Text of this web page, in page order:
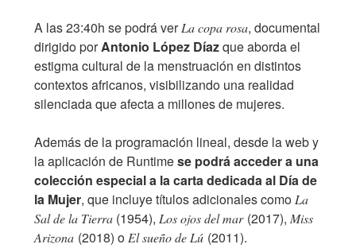
A las 23:40h se podrá ver La copa rosa, documental
dirigido porAntonio López Díazque aborda el
estigma cultural de la menstruación en distintos
contextos africanos, visibilizando una realidad
silenciada que afecta a millones de mujeres.
Además de la programación lineal, desde la web y
la aplicación de Runtimese podrá acceder a una
colección especial a la carta dedicada al Día de
la Mujer, que incluye títulos adicionales comoLa
Sal de la Tierra(1954), Los ojos del mar (2017), Miss
Arizona (2018) oEl sueño de Lú (2011).